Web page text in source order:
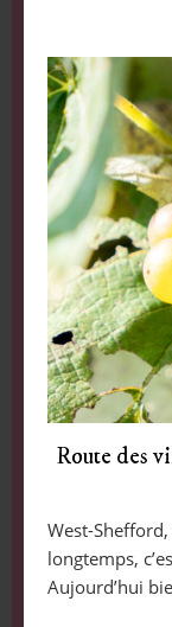
Route des
West-Shefford,
longtemps,
Aujourd’hui